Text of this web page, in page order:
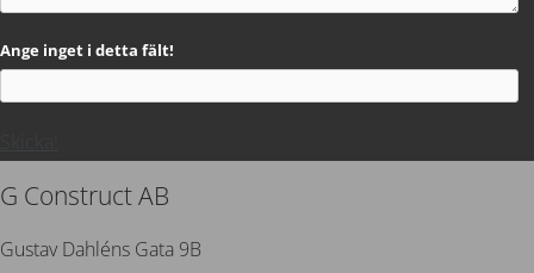
Ange inget i detta fält!
G Construct AB
Gustav Dahléns Gata 9B